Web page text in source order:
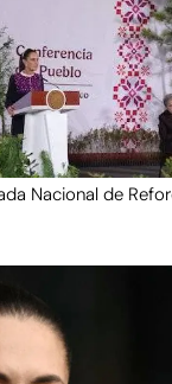
Nacional de